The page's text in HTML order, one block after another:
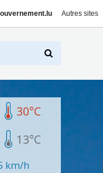
Autres sites
30°C
13°C
km/h